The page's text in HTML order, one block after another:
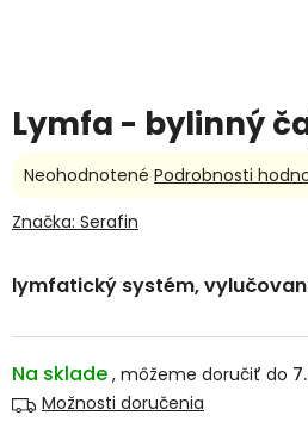
Lymfa - bylinný
Na sklade
Možnosti doručenia
lymfatický systém,
Priemerné
produktu
z
hviezdičiek.
Neohodnotené Podrobnosti
Značka: Serafin